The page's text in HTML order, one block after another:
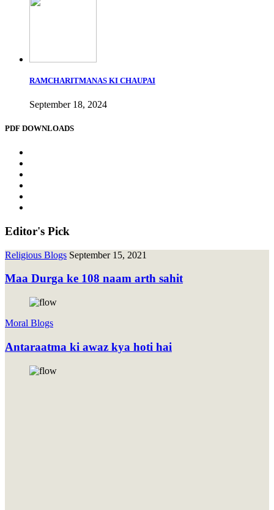
RAMCHARITMANAS KI CHAUPAI
September 18, 2024
PDF DOWNLOADS
Editor's Pick
Religious Blogs September 15, 2021
Maa Durga ke 108 naam arth sahit
Moral Blogs
Antaraatma ki awaz kya hoti hai